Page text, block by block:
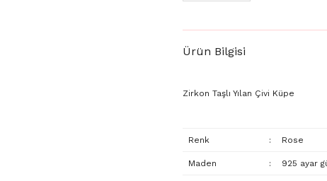
Ürün Bilgisi
Zirkon Taşlı Yılan Çivi Küpe
Renk : Rose
Maden : 925 ayar